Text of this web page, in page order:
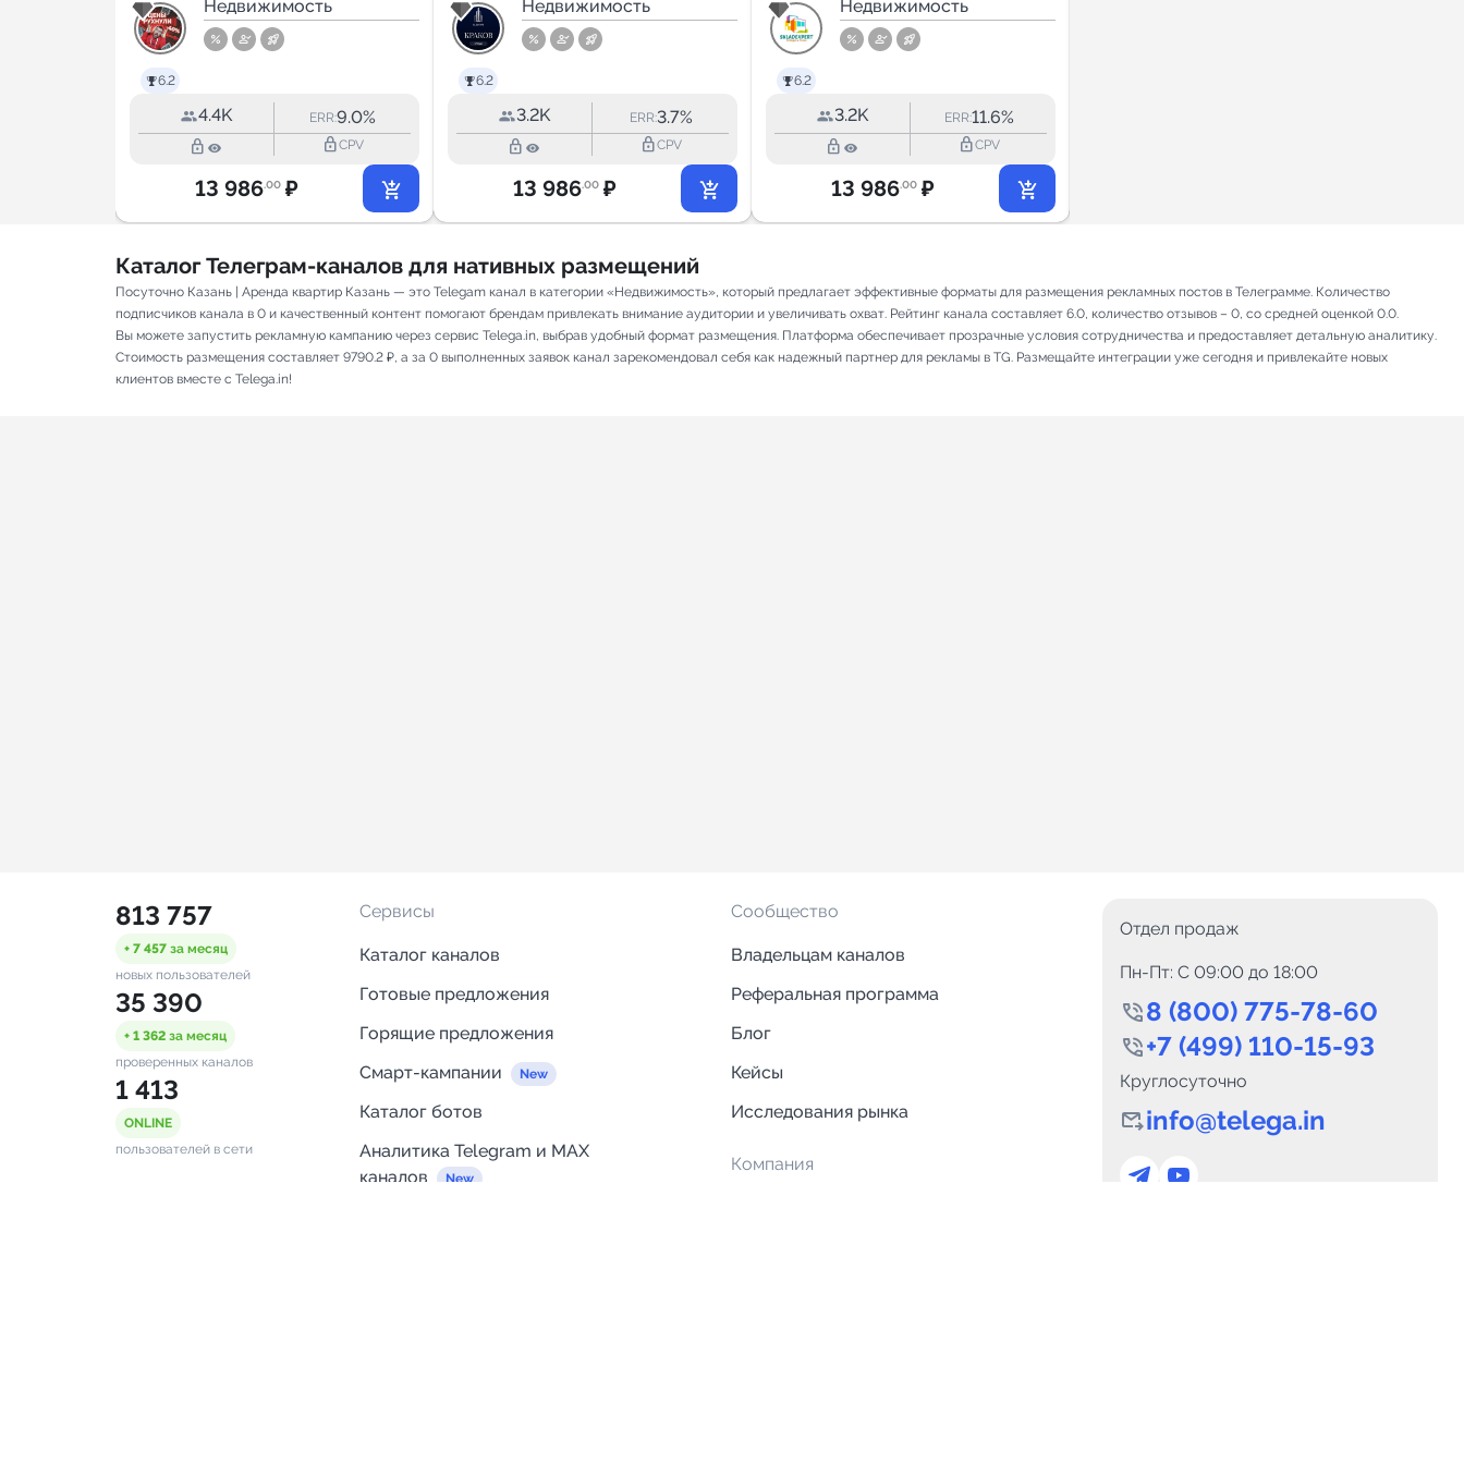
6.2
Недвижимость
Новостройки 🏠
Недвижимость
4.4K ERR:9.0%
lock_outline lock_outlineCPV
13 986.00 ₽
6.2
Краков
Недвижимость
3.2K ERR:3.7%
lock_outline lock_outlineCPV
13 986.00 ₽
6.2
Skladexpert 🏭 🚚
🚛
Недвижимость
3.2K ERR:11.6%
lock_outline lock_outlineCPV
13 986.00 ₽
Каталог Телеграм-каналов для нативных размещений
Посуточно Казань | Аренда квартир Казань — это Telegam канал в категории «Недвижимость», который предлагает эффективные форматы для размещения рекламных постов в Телеграмме. Количество
подписчиков канала в 0 и качественный контент помогают брендам привлекать внимание аудитории и увеличивать охват. Рейтинг канала составляет 6.0, количество отзывов – 0, со средней оценкой 0.0.
Вы можете запустить рекламную кампанию через сервис Telega.in, выбрав удобный формат размещения. Платформа обеспечивает прозрачные условия сотрудничества и предоставляет детальную аналитику.
Стоимость размещения составляет 9790.2 ₽, а за 0 выполненных заявок канал зарекомендовал себя как надежный партнер для рекламы в TG. Размещайте интеграции уже сегодня и привлекайте новых
клиентов вместе с Telega.in!
813 757
+ 7 457 за месяц
новых пользователей
35 390
+ 1 362 за месяц
проверенных каналов
1 413
ONLINE
пользователей в сети
Сервисы
Каталог каналов
Готовые предложения
Горящие предложения
Смарт-кампании
Каталог ботов
Аналитика Telegram и MAX
каналов
Сообщество
Владельцам каналов
Реферальная программа
Блог
Кейсы
Исследования рынка
Компания
Отдел продаж
Пн-Пт: C 09:00 до 18:00
8 (800) 775-78-60
+7 (499) 110-15-93
Круглосуточно
info@telega.in